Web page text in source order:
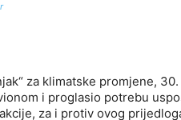
za klimatske promjene,
i proglasio potrebu
za i protiv ovog